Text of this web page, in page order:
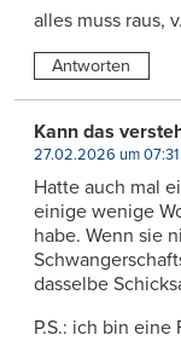
alles muss raus,
Antworten
Kann das
27.02.2026 um 07:31
Hatte auch mal
einige wenige
habe. Wenn sie
dasselbe
P.S.: ich bin eine